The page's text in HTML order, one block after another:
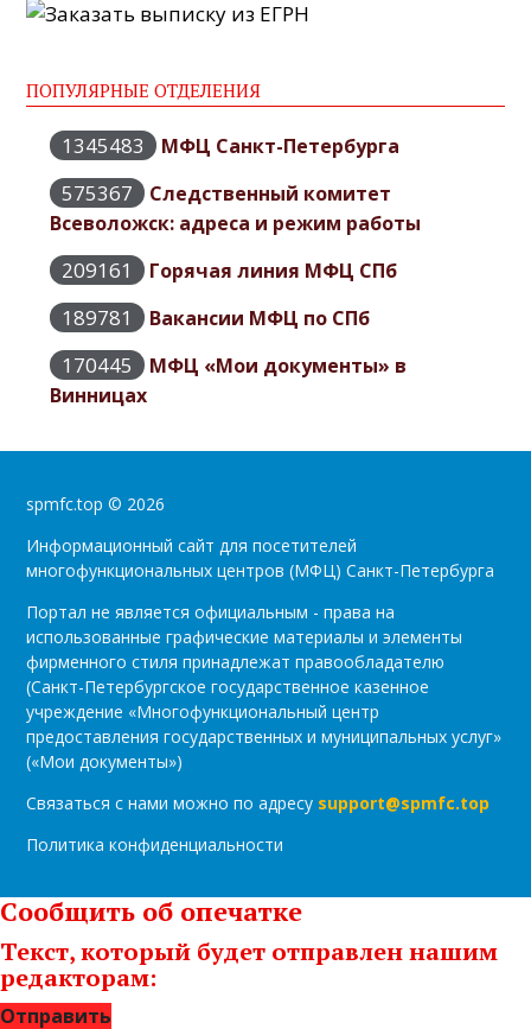
ПОПУЛЯРНЫЕ ОТДЕЛЕНИЯ
1345483 МФЦ Санкт-Петербурга
575367
Следственный комитет
Всеволожск: адреса и режим работы
209161 Горячая линия МФЦ СПб
189781 Вакансии МФЦ по СПб
170445
МФЦ «Мои документы» в
Винницах
spmfc.top © 2026
Информационный сайт для посетителей
многофункциональных центров (МФЦ) Санкт-Петербурга
Портал не является официальным - права на
использованные графические материалы и элементы
фирменного стиля принадлежат правообладателю
(Санкт-Петербургское государственное казенное
учреждение «Многофункциональный центр
предоставления государственных и муниципальных услуг»
(«Мои документы»)
Связаться с нами можно по адресу support@spmfc.top
Политика конфиденциальности
Сообщить об опечатке
Текст, который будет отправлен нашим
редакторам:
Отправить